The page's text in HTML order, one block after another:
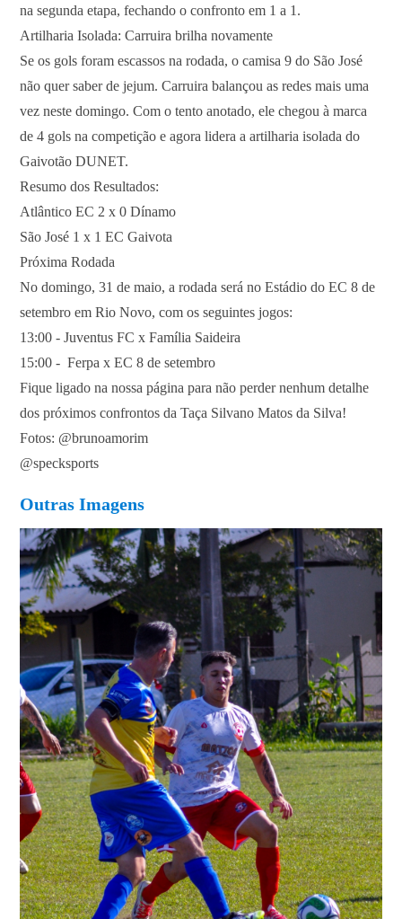
na segunda etapa, fechando o confronto em 1 a 1.
Artilharia Isolada: Carruira brilha novamente
Se os gols foram escassos na rodada, o camisa 9 do São José
não quer saber de jejum. Carruira balançou as redes mais uma
vez neste domingo. Com o tento anotado, ele chegou à marca
de 4 gols na competição e agora lidera a artilharia isolada do
Gaivotão DUNET.
Resumo dos Resultados:
Atlântico EC 2 x 0 Dínamo
São José 1 x 1 EC Gaivota
Próxima Rodada
No domingo, 31 de maio, a rodada será no Estádio do EC 8 de
setembro em Rio Novo, com os seguintes jogos:
13:00 - Juventus FC x Família Saideira
15:00 - Ferpa x EC 8 de setembro
Fique ligado na nossa página para não perder nenhum detalhe
dos próximos confrontos da Taça Silvano Matos da Silva!
Fotos: @brunoamorim
@specksports
Outras Imagens